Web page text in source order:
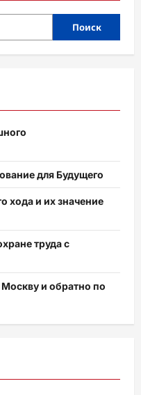
Поиск
для Будущего
хода и их значение
труда с
Москву и обратно по